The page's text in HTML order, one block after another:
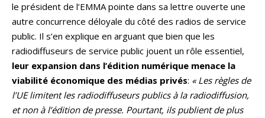
le président de l’EMMA pointe dans sa lettre ouverte une
autre concurrence déloyale du côté des radios de service
public. Il s’en explique en arguant que bien que les
radiodiffuseurs de service public jouent un rôle essentiel,
leur expansion dans l’édition numérique menace la
viabilité économique des médias privés: « Les règles de
l’UE limitent les radiodiffuseurs publics à la radiodiffusion,
et non à l’édition de presse. Pourtant, ils publient de plus